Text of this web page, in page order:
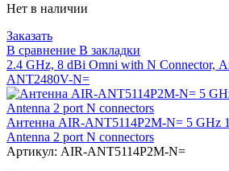
Нет в наличии
Заказать
В сравнение В закладки
2.4 GHz, 8 dBi Omni with N Connector,
ANT2480V-N=
Антенна AIR-ANT5114P2M-N= 5 GHz
Antenna 2 port N connectors
Артикул: AIR-ANT5114P2M-N=